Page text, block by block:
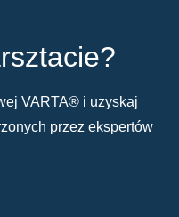
VARTA® i uzyskaj
przez ekspertów